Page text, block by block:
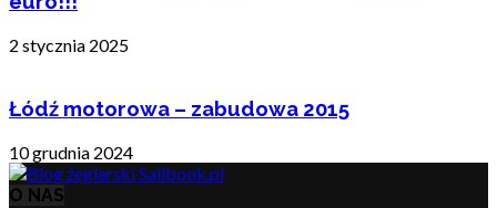
2 stycznia 2025
Łódź motorowa – zabudowa 2015
10 grudnia 2024
O NAS